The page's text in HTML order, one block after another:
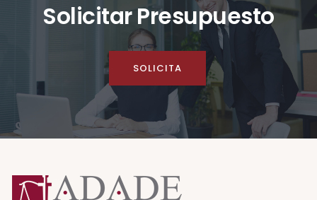
Solicitar Presupuesto
SOLICITA